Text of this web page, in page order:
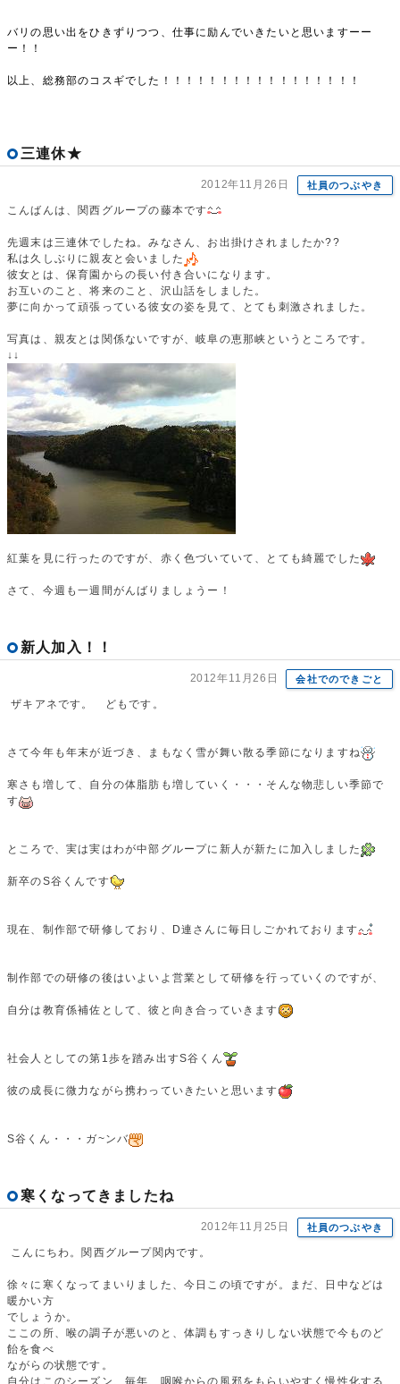
バリの思い出をひきずりつつ、仕事に励んでいきたいと思いますーー
ー！！
以上、総務部のコスギでした！！！！！！！！！！！！！！！！！
三連休★
2012年11月26日 社員のつぶやき
こんばんは、関西グループの藤本です
先週末は三連休でしたね。みなさん、お出掛けされましたか??
私は久しぶりに親友と会いました
彼女とは、保育園からの長い付き合いになります。
お互いのこと、将来のこと、沢山話をしました。
夢に向かって頑張っている彼女の姿を見て、とても刺激されました。
写真は、親友とは関係ないですが、岐阜の恵那峡というところです。
↓↓
紅葉を見に行ったのですが、赤く色づいていて、とても綺麗でした
さて、今週も一週間がんばりましょうー！
新人加入！！
2012年11月26日 会社でのできごと
ザキアネです。 どもです。
さて今年も年末が近づき、まもなく雪が舞い散る季節になりますね
寒さも増して、自分の体脂肪も増していく・・・そんな物悲しい季節で
す
ところで、実は実はわが中部グループに新人が新たに加入しました
新卒のS谷くんです
現在、制作部で研修しており、D連さんに毎日しごかれております
制作部での研修の後はいよいよ営業として研修を行っていくのですが、
自分は教育係補佐として、彼と向き合っていきます
社会人としての第1歩を踏み出すS谷くん
彼の成長に微力ながら携わっていきたいと思います
S谷くん・・・ガ~ンバ
寒くなってきましたね
2012年11月25日 社員のつぶやき
こんにちわ。関西グループ関内です。
徐々に寒くなってまいりました、今日この頃ですが。まだ、日中などは
暖かい方
でしょうか。
ここの所、喉の調子が悪いのと、体調もすっきりしない状態で今ものど
飴を食べ
ながらの状態です。